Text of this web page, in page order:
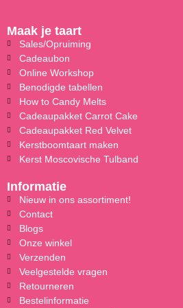
Maak je taart
Sales/Opruiming
Cadeaubon
Online Workshop
Benodigde tabellen
How to Candy Melts
Cadeaupakket Carrot Cake
Cadeaupakket Red Velvet
Kerstboomtaart maken
Kerst Moscovische Tulband
Informatie
Nieuw in ons assortiment!
Contact
Blogs
Onze winkel
Verzenden
Veelgestelde vragen
Retourneren
Bestelinformatie